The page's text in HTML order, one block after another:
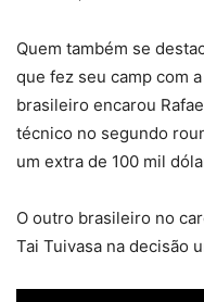
Quem também se
que fez seu camp com
brasileiro encarou
técnico no segundo
um extra de 100 mil
O outro brasileiro no
Tai Tuivasa na decisão